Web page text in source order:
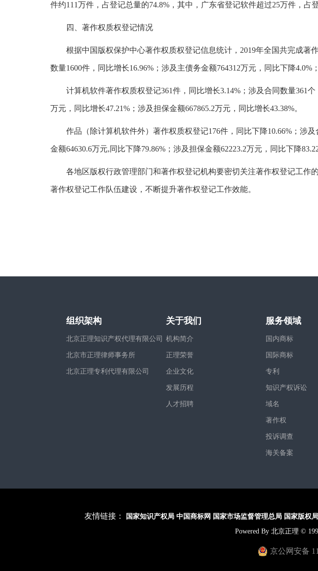
件约111万件，占登记总量的74.8%，其中，广东省登记软件超过25万件，占登
四、著作权质权登记情况
根据中国版权保护中心著作权质权登记信息统计，2019年全国共完成著
数量1600件，同比增长16.96%；涉及主债务金额764312万元，同比下降4.0%
计算机软件著作权质权登记361件，同比增长3.14%；涉及合同数量361
万元，同比增长47.21%；涉及担保金额667865.2万元，同比增长43.38%。
作品（除计算机软件外）著作权质权登记176件，同比下降10.66%；涉
金额64630.6万元,同比下降79.86%；涉及担保金额62223.2万元，同比下降
各地区版权行政管理部门和著作权登记机构要密切关注著作权登记工
著作权登记工作队伍建设，不断提升著作权登记工作效能。
组织架构
北京正理知识产权代理有限公司
北京市正理律师事务所
北京正理专利代理有限公司
关于我们
机构简介
正理荣誉
企业文化
发展历程
人才招聘
服务领域
国内商标
国际商标
专利
知识产权诉讼
域名
著作权
投诉调查
海关备案
友情链接： 国家知识产权局 中国商标网 国家市场监督管理总局 国家版权局
Powered By 北京正理 ©
京公网安备